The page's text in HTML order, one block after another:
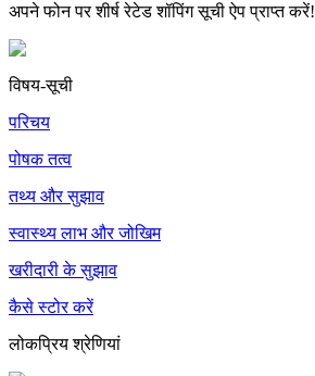
अपने फोन पर शीर्ष रेटेड शॉपिंग सूची ऐप प्राप्त करें!
विषय-सूची
परिचय
पोषक तत्व
तथ्य और सुझाव
स्वास्थ्य लाभ और जोखिम
खरीदारी के सुझाव
कैसे स्टोर करें
लोकप्रिय श्रेणियां